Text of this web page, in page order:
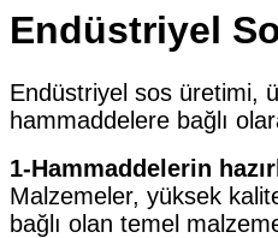
Endüstriyel
Endüstriyel sos üretimi,
hammaddelere bağlı
1-Hammaddelerin
Malzemeler, yüksek
bağlı olan temel